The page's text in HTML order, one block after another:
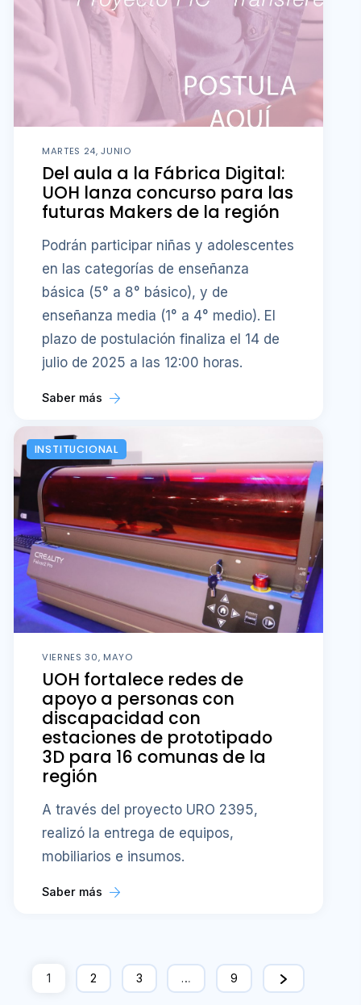
MARTES 24, JUNIO
Del aula a la Fábrica Digital:
UOH lanza concurso para las
futuras Makers de la región
Podrán participar niñas y adolescentes
en las categorías de enseñanza
básica (5° a 8° básico), y de
enseñanza media (1° a 4° medio). El
plazo de postulación finaliza el 14 de
julio de 2025 a las 12:00 horas.
Saber más
INSTITUCIONAL
VIERNES 30, MAYO
UOH fortalece redes de
apoyo a personas con
discapacidad con
estaciones de prototipado
3D para 16 comunas de la
región
A través del proyecto URO 2395,
realizó la entrega de equipos,
mobiliarios e insumos.
Saber más
1 2 3 … 9